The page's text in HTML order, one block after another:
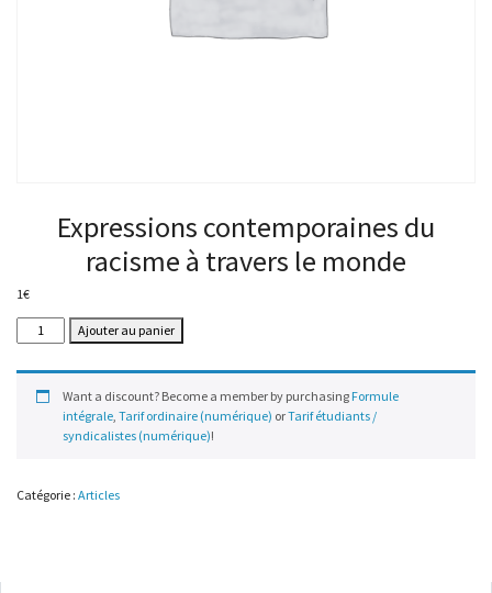
Expressions contemporaines du
racisme à travers le monde
1€
quantité
de
monde
Ajouter au panier
Want a discount? Become a member by purchasing Formule
intégrale, Tarif ordinaire (numérique) orTarif étudiants /
syndicalistes (numérique)!
Catégorie : Articles